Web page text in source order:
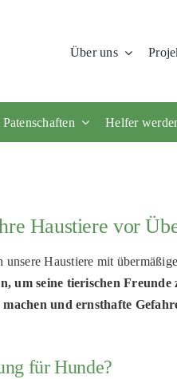
Über uns
Patenschaften Helfer
Haustiere vor
Haustiere mit
um seine tierischen Freunde
und ernsthafte
für Hunde?